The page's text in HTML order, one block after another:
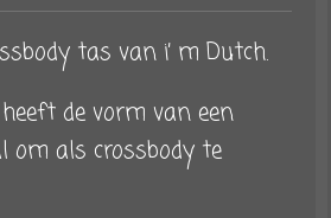
tas van i’ m Dutch.
de vorm van een
om als crossbody te